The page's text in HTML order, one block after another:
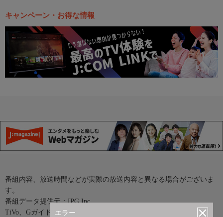
エラー
キャンペーン・お得な情報
番組内容、放送時間などが実際の放送内容と異なる場合がございま
す。
番組データ提供元：IPG Inc.
TiVo、Gガイド、G-GUIDE、およびGガイドロゴは、米国TiVo